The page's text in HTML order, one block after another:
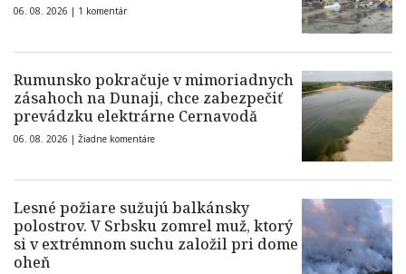
06. 08. 2026 | 1 komentár
Rumunsko pokračuje v mimoriadnych
zásahoch na Dunaji, chce zabezpečiť
prevádzku elektrárne Cernavodă
06. 08. 2026 | Žiadne komentáre
Lesné požiare sužujú balkánsky
polostrov. V Srbsku zomrel muž, ktorý
si v extrémnom suchu založil pri dome
oheň